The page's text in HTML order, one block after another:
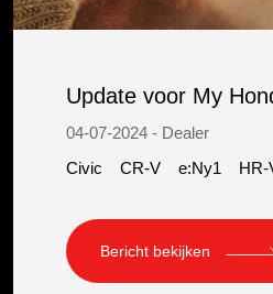
Update voor My
04-07-2024 - Dealer
Civic
CR-V e:Ny1 HR-
Bericht bekijken